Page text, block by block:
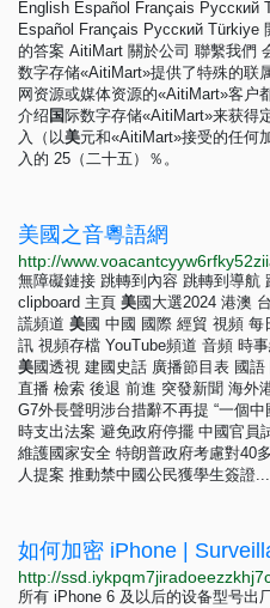
English Español Français Русский
Español Français Русский Türkiye
的答案 AitiMart 關於公司 聯繫我們
数字存储«AitiMart»提供了特殊的联
网资源或媒体资源的«AitiMart»客户
介绍 国 际数字存储«AitiMart»来获得
入（以美元和«AitiMart»接受的任何
入的 25（二十五）％。
美國之音粵語網
無障礙鏈接 跳轉到內容 跳轉到導航
clipboard 主頁 美國大選2024 港澳
謊頻道 美國 中國 國際 經貿 視頻
訊 視頻存檔 YouTube頻道 音頻 時
美國透視 建國史話 廣播節目表 國
直播 檢索 後退 前進 突發新聞 海外
G7外長聲明涉台措辭不再提 “一個
時支出法案 避免政府停擺 中國官員
維護國家安全 特朗普政府考慮對40
人提案 推動禁中國公民獲學生簽證...
如何加密 iPhone |
所有 iPhone 6 及以后的设备型号出